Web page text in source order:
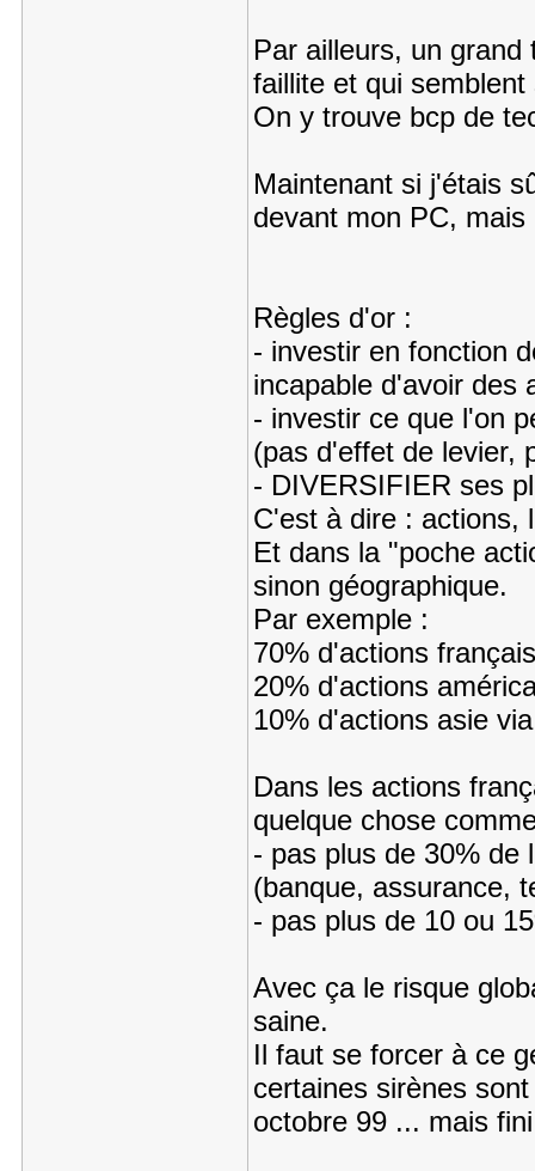
Par ailleurs, un
faillite et qui semblent
On y trouve bcp de
Maintenant si j'étais
devant mon PC,
Règles d'or :
- investir en fonction
incapable d'avoir des
- investir ce que l'on
(pas d'effet de levier,
- DIVERSIFIER ses
C'est à dire : actions,
Et dans la "poche
sinon géographique.
Par exemple :
70% d'actions
20% d'actions
10% d'actions asie
Dans les actions
quelque chose
- pas plus de 30% de
(banque, assurance,
- pas plus de 10 ou
Avec ça le risque
saine.
Il faut se forcer à ce
certaines sirènes
octobre 99 ... mais